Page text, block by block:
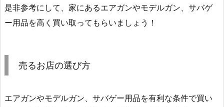
是非参考にして、家にあるエアガンやモデルガン、サバゲ
ー用品を高く買い取ってもらいましょう！
売るお店の選び方
エアガンやモデルガン、サバゲー用品を有利な条件で買い